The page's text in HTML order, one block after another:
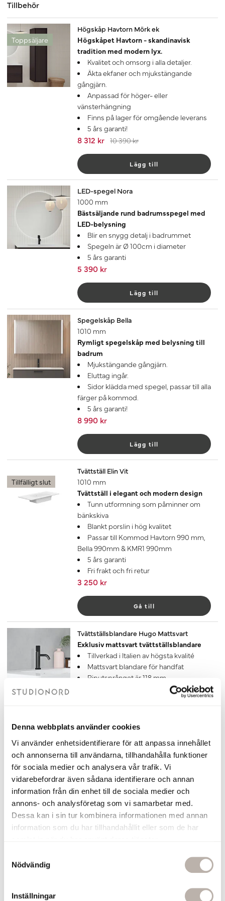
Denna webbplats använder cookies
Vi använder enhetsidentifierare för att anpassa innehållet
och annonserna till användarna, tillhandahålla funktioner
för sociala medier och analysera vår trafik. Vi
vidarebefordrar även sådana identifierare och annan
information från din enhet till de sociala medier och
annons- och analysföretag som vi samarbetar med.
Dessa kan i sin tur kombinera informationen med annan
information som du har tillhandahållit eller som de har
Nödvändig
Inställningar
Tillbehör
Toppsäljare
Högskåp Havtorn Mörk ek
Högskåpet Havtorn - skandinavisk
tradition med modern lyx.
Kvalitet och omsorg i alla detaljer.
Äkta ekfaner och mjukstängande
gångjärn.
Anpassad för höger- eller
vänsterhängning
Finns på lager för omgående leverans
5 års garanti!
8 312 kr 10 390 kr
Lägg till
LED-spegel Nora
1000 mm
Bästsäljande rund badrumsspegel med
LED-belysning
Blir en snygg detalj i badrummet
Spegeln är Ø 100cm i diameter
5 års garanti
5 390 kr
Lägg till
Spegelskåp Bella
1010 mm
Rymligt spegelskåp med belysning till
badrum
Mjukstängande gångjärn.
Eluttag ingår.
Sidor klädda med spegel, passar till alla
färger på kommod.
5 års garanti!
8 990 kr
Lägg till
Tillfälligt slut
Tvättställ Elin Vit
1010 mm
Tvättställ i elegant och modern design
Tunn utformning som påminner om
bänkskiva
Blankt porslin i hög kvalitet
Passar till Kommod Havtorn 990 mm,
Bella 990mm & KMR1 990mm
5 års garanti
Fri frakt och fri retur
3 250 kr
Gå till
Tvättställsblandare Hugo Mattsvart
Exklusiv mattsvart tvättställsblandare
Tillverkad i Italien av högsta kvalité
Mattsvart blandare för handfat
Piputsprånget är 118 mm
5 540 kr
Lägg till
Bottenventil Otto Mattsvart
Bottenventil i Mattsvart
Universiell bottenventil med pop-up
funktion för tvättställ
Tillverkad i Italien av hög kvalité
Till bottenventil Otto passar detta